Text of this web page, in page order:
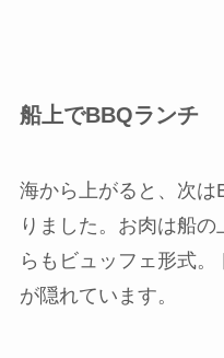
船上でBBQランチ
海から上がると、次
りました。お肉は船
らもビュッフェ形式
が隠れています。